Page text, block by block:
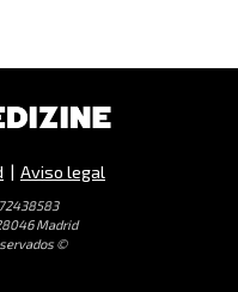
| Aviso legal
Madrid
©